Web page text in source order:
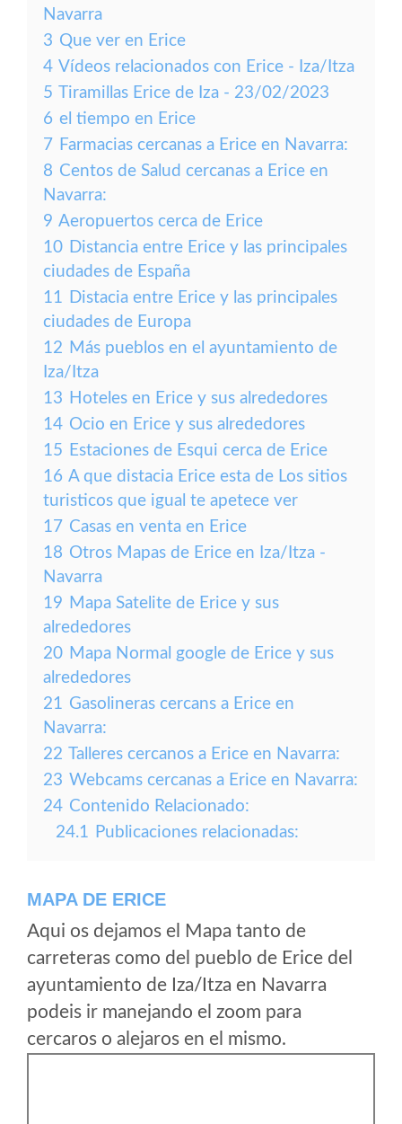
Navarra
3 Que ver en Erice
4 Vídeos relacionados con Erice - Iza/Itza
5 Tiramillas Erice de Iza - 23/02/2023
6 el tiempo en Erice
7 Farmacias cercanas a Erice en Navarra:
8 Centos de Salud cercanas a Erice en
Navarra:
9 Aeropuertos cerca de Erice
10 Distancia entre Erice y las principales
ciudades de España
11 Distacia entre Erice y las principales
ciudades de Europa
12 Más pueblos en el ayuntamiento de
Iza/Itza
13 Hoteles en Erice y sus alrededores
14 Ocio en Erice y sus alrededores
15 Estaciones de Esqui cerca de Erice
16 A que distacia Erice esta de Los sitios
turisticos que igual te apetece ver
17 Casas en venta en Erice
18 Otros Mapas de Erice en Iza/Itza -
Navarra
19 Mapa Satelite de Erice y sus
alrededores
20 Mapa Normal google de Erice y sus
alrededores
21 Gasolineras cercans a Erice en
Navarra:
22 Talleres cercanos a Erice en Navarra:
23 Webcams cercanas a Erice en Navarra:
24 Contenido Relacionado:
24.1 Publicaciones relacionadas:
MAPA DE ERICE
Aqui os dejamos el Mapa tanto de
carreteras como del pueblo de Erice del
ayuntamiento de Iza/Itza en Navarra
podeis ir manejando el zoom para
cercaros o alejaros en el mismo.